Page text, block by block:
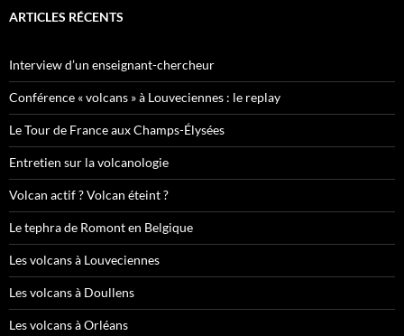
ARTICLES RÉCENTS
Interview d’un enseignant-chercheur
Conférence « volcans » à Louveciennes : le replay
Le Tour de France aux Champs-Élysées
Entretien sur la volcanologie
Volcan actif ? Volcan éteint ?
Le tephra de Romont en Belgique
Les volcans à Louveciennes
Les volcans à Doullens
Les volcans à Orléans